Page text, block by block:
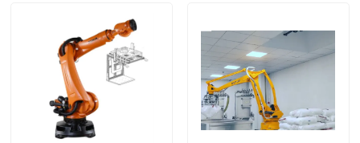
Kontakt mit uns
Neuigkeiten
Rechtssachen